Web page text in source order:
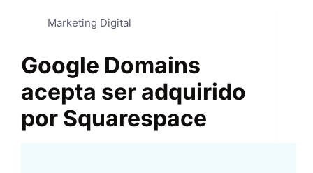
Marketing Digital
Google Domains
acepta ser adquirido
por Squarespace